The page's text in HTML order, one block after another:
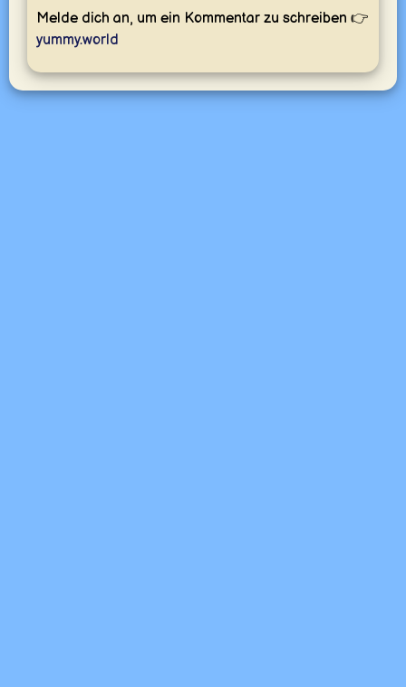
Melde dich an, um ein Kommentar zu schreiben 👉
yummy.world